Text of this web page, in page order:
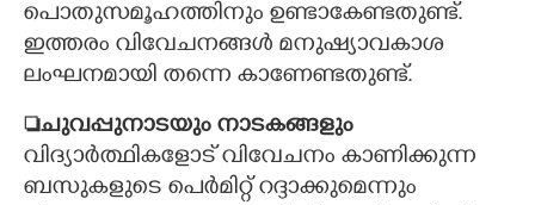
പൊതുസമൂഹത്തിനും ഉണ്ടാകേണ്ടതുണ്ട്.
ഇത്തരം വിവേചനങ്ങൾ മനുഷ്യാവകാശ
ലംഘനമായി തന്നെ കാണേണ്ടതുണ്ട്.
ചുവപ്പുനാടയും നാടകങ്ങളും
വിദ്യാർത്ഥികളോട് വിവേചനം കാണിക്കുന്ന
ബസുകളുടെ പെർമിറ്റ് റദ്ദാക്കുമെന്നും